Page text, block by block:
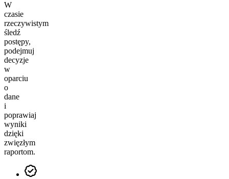
W
czasie
rzeczywistym
śledź
postępy,
podejmuj
decyzje
w
oparciu
o
dane
i
poprawiaj
wyniki
dzięki
zwięzłym
raportom.